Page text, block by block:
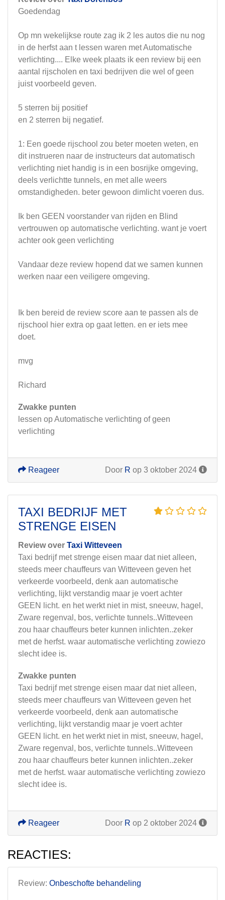
Goedendag
Op mn wekelijkse route zag ik 2 les autos die nu nog
in de herfst aan t lessen waren met Automatische
verlichting.... Elke week plaats ik een review bij een
aantal rijscholen en taxi bedrijven die wel of geen
juist voorbeeld geven.
5 sterren bij positief
en 2 sterren bij negatief.
1: Een goede rijschool zou beter moeten weten, en
dit instrueren naar de instructeurs dat automatisch
verlichting niet handig is in een bosrijke omgeving,
deels verlichtte tunnels, en met alle weers
omstandigheden. beter gewoon dimlicht voeren dus.
Ik ben GEEN voorstander van rijden en Blind
vertrouwen op automatische verlichting. want je voert
achter ook geen verlichting
Vandaar deze review hopend dat we samen kunnen
werken naar een veiligere omgeving.
Ik ben bereid de review score aan te passen als de
rijschool hier extra op gaat letten. en er iets mee
doet.
mvg
Richard
Zwakke punten
lessen op Automatische verlichting of geen
verlichting
Door R op 3 oktober 2024
Reageer
TAXI BEDRIJF MET
STRENGE EISEN
Review over Taxi Witteveen
Taxi bedrijf met strenge eisen maar dat niet alleen,
steeds meer chauffeurs van Witteveen geven het
verkeerde voorbeeld, denk aan automatische
verlichting, lijkt verstandig maar je voert achter
GEEN licht. en het werkt niet in mist, sneeuw, hagel,
Zware regenval, bos, verlichte tunnels..Witteveen
zou haar chauffeurs beter kunnen inlichten..zeker
met de herfst. waar automatische verlichting zowiezo
slecht idee is.
Zwakke punten
Taxi bedrijf met strenge eisen maar dat niet alleen,
steeds meer chauffeurs van Witteveen geven het
verkeerde voorbeeld, denk aan automatische
verlichting, lijkt verstandig maar je voert achter
GEEN licht. en het werkt niet in mist, sneeuw, hagel,
Zware regenval, bos, verlichte tunnels..Witteveen
zou haar chauffeurs beter kunnen inlichten..zeker
met de herfst. waar automatische verlichting zowiezo
slecht idee is.
Door R op 2 oktober 2024
Reageer
REACTIES:
Review: Onbeschofte behandeling